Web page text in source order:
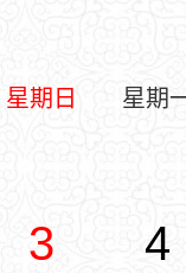
星期日 星期
3 4